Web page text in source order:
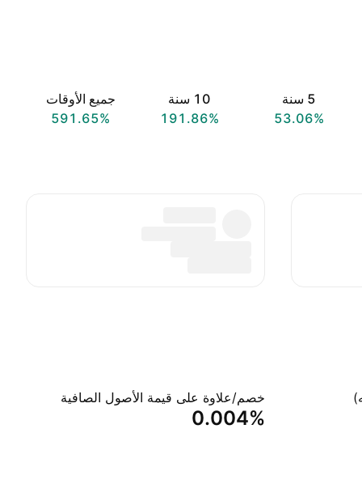
‎5‎ سنة
53.06%
‎10‎ سنة
191.86%
جميع الأوقات
591.65%
خصم/علاوة على قيمة الأصول الصافية
0.004%